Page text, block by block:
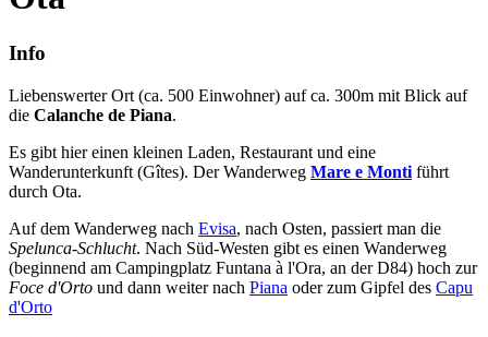
Info
Liebenswerter Ort (ca. 500 Einwohner) auf ca. 300m mit Blick auf
die Calanche de Piana.
Es gibt hier einen kleinen Laden, Restaurant und eine
Wanderunterkunft (Gîtes). Der Wanderweg Mare e Monti führt
durch Ota.
Auf dem Wanderweg nach Evisa, nach Osten, passiert man die
Spelunca-Schlucht. Nach Süd-Westen gibt es einen Wanderweg
(beginnend am Campingplatz Funtana à l'Ora, an der D84) hoch zur
Foce d'Orto und dann weiter nach Piana oder zum Gipfel des Capu
d'Orto